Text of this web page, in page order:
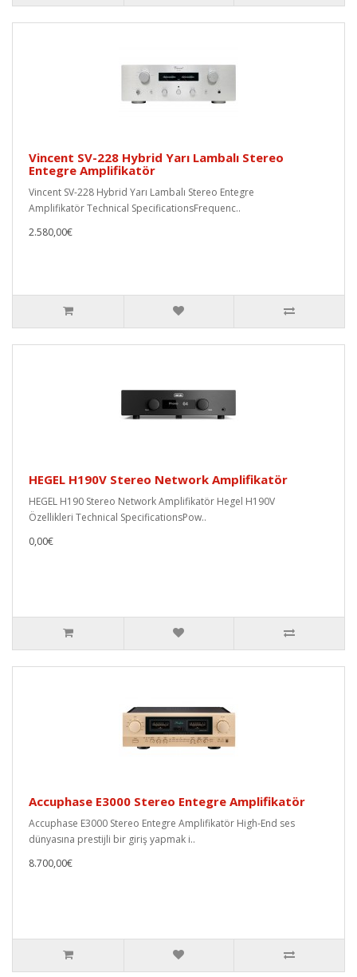
Vincent SV-228 Hybrid Yarı Lambalı Stereo
Entegre Amplifikatör
Vincent SV-228 Hybrid Yarı Lambalı Stereo Entegre
Amplifikatör Technical SpecificationsFrequenc..
2.580,00€
HEGEL H190V Stereo Network Amplifikatör
HEGEL H190 Stereo Network Amplifikatör Hegel H190V
Özellikleri Technical SpecificationsPow..
0,00€
Accuphase E3000 Stereo Entegre Amplifikatör
Accuphase E3000 Stereo Entegre Amplifikatör High-End ses
dünyasına prestijli bir giriş yapmak i..
8.700,00€